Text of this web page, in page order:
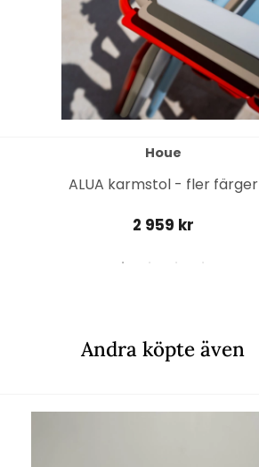
Houe
ALUA karmstol - fler färger
2 959 kr
Andra köpte även